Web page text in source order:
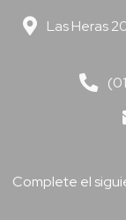
Las Heras
Complete el